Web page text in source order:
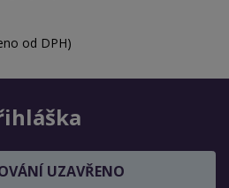
od DPH)
UZAVŘENO